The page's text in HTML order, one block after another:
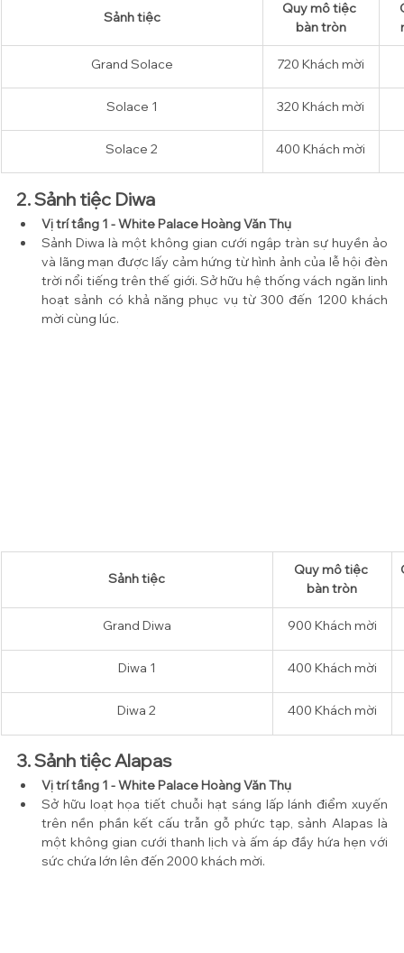
Sảnh tiệc
Quy mô tiệc
bàn tròn
Grand Solace 720 Khách mời
Solace 1 320 Khách mời
Solace 2 400 Khách mời
2. Sảnh tiệc Diwa
Vị trí tầng 1 - White Palace Hoàng Văn Thụ
Sảnh Diwa là một không gian cưới ngập tràn sự huyền ảo
và lãng mạn được lấy cảm hứng từ hình ảnh của lễ hội đèn
trời nổi tiếng trên thế giới. Sở hữu hệ thống vách ngăn linh
hoạt sảnh có khả năng phục vụ từ 300 đến 1200 khách
mời cùng lúc.
Sảnh tiệc
Quy mô tiệc
bàn tròn
Grand Diwa 900 Khách mời
Diwa 1 400 Khách mời
Diwa 2 400 Khách mời
3. Sảnh tiệc Alapas
Vị trí tầng 1 - White Palace Hoàng Văn Thụ
Sở hữu loạt họa tiết chuỗi hạt sáng lấp lánh điểm xuyến
trên nền phần kết cấu trẫn gỗ phức tạp, sảnh Alapas là
một không gian cưới thanh lịch và ấm áp đầy hứa hẹn với
sức chứa lớn lên đến 2000 khách mời.